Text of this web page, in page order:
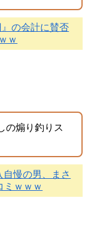
』の会計に賛否
ｗ
の煽り釣りス
自慢の男、まさ
ｗｗｗ